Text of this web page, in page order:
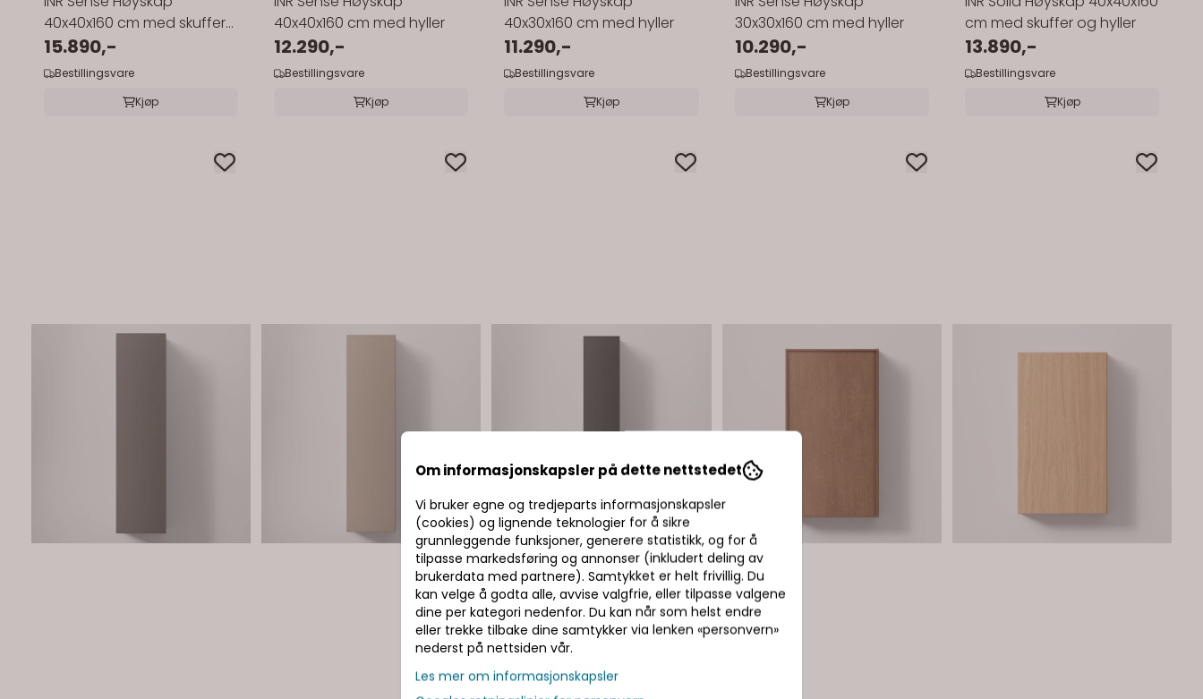
40x40x160 cm med skuffer
og hyller
15.890,-
Bestillingsvare
Kjøp
40x40x160 cm med hyller
12.290,-
Bestillingsvare
Kjøp
40x30x160 cm med hyller
11.290,-
Bestillingsvare
Kjøp
30x30x160 cm med hyller
10.290,-
Bestillingsvare
Kjøp
cm med skuffer og hyller
13.890,-
Bestillingsvare
Kjøp
Om informasjonskapsler på dette nettstedet
Vi bruker egne og tredjeparts informasjonskapsler
(cookies) og lignende teknologier for å sikre
grunnleggende funksjoner, generere statistikk, og for å
tilpasse markedsføring og annonser (inkludert deling av
brukerdata med partnere). Samtykket er helt frivillig. Du
kan velge å godta alle, avvise valgfrie, eller tilpasse valgene
dine per kategori nedenfor. Du kan når som helst endre
eller trekke tilbake dine samtykker via lenken «personvern»
nederst på nettsiden vår.
Les mer om informasjonskapsler